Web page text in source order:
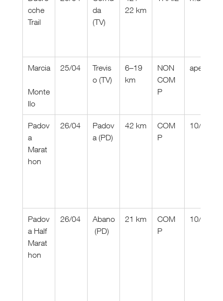
cche
Trail
da
(TV)
22 km
Marcia
Monte
llo
25/04
Trevis
o (TV)
6–19
km
NON
COM
P
aperte
Padov
a
Marat
hon
26/04
Padov
a (PD)
42 km
COM
P
10/04
Padov
a Half
Marat
hon
26/04
Abano
(PD)
21 km
COM
P
10/04